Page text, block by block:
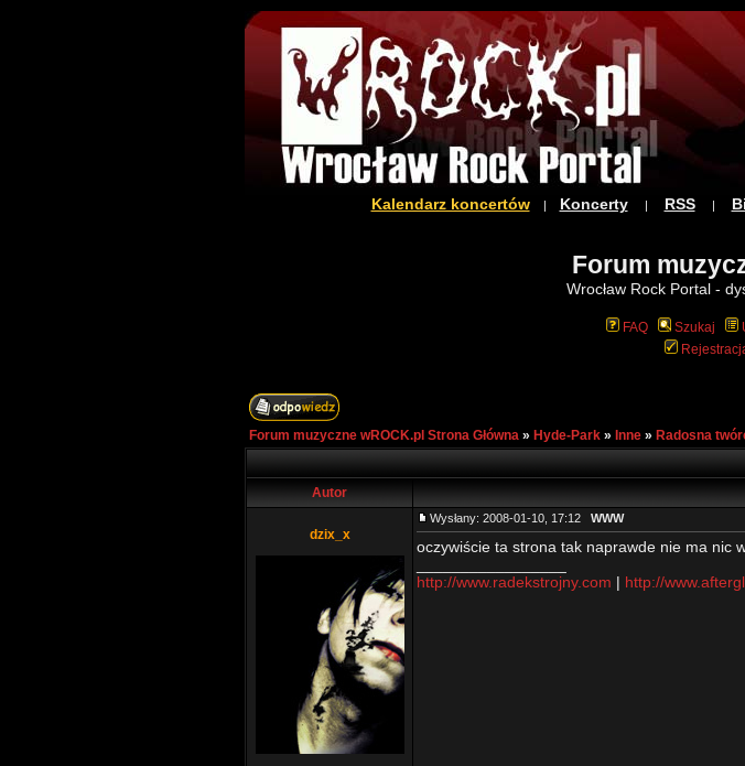
Kalendarz koncertów| Koncerty| RSS|
Forum
Wrocław Rock Portal -
FAQ Szukaj
Forum muzyczne wROCK.pl Strona Główna » Hyde-Park » Inne » Radosna
Autor
dzix_x
Wysłany: 2008-01-10, 17:12 WWW
oczywiście ta strona tak naprawde nie ma nic
http://www.radekstrojny.com | http://